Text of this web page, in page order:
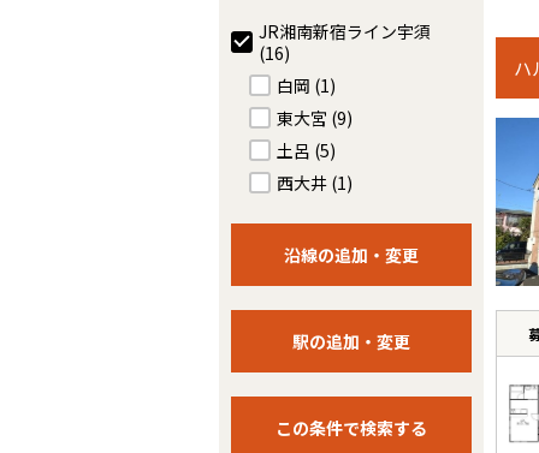
JR湘南新宿ライン宇須
(16)
白岡 (1)
東大宮 (9)
土呂 (5)
西大井 (1)
ハ